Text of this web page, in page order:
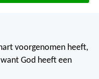
voorgenomen heeft,
God heeft een